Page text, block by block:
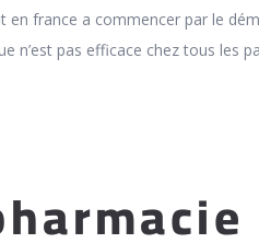
en france a commencer par le
n’est pas efficace chez tous les